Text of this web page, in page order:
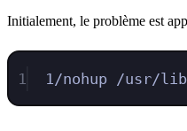
Initialement, le problème est
1 1/nohup /usr/